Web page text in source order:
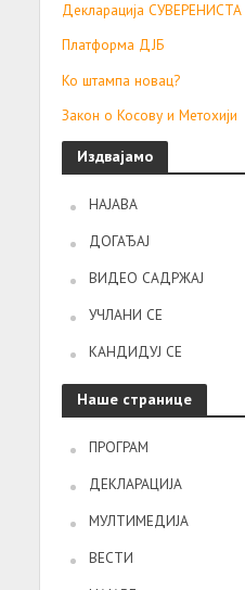
Декларација СУВЕРЕНИСТА
Платформа ДЈБ
Ко штампа новац?
Закон о Косову и Метохији
Издвајамо
НАЈАВА
ДОГАЂАЈ
ВИДЕО САДРЖАЈ
УЧЛАНИ СЕ
КАНДИДУЈ СЕ
Наше странице
ПРОГРАМ
ДЕКЛАРАЦИЈА
МУЛТИМЕДИЈА
ВЕСТИ